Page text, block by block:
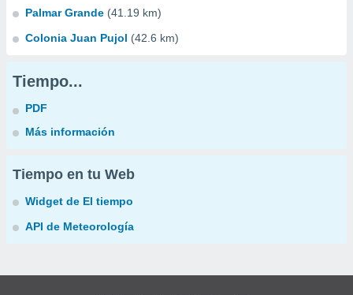
Palmar Grande (41.19 km)
Colonia Juan Pujol (42.6 km)
Tiempo...
PDF
Más información
Tiempo en tu Web
Widget de El tiempo
API de Meteorología